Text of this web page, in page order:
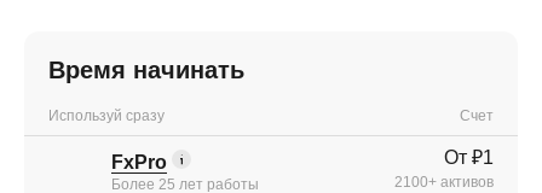
Время начинать
Используй сразу Счет
FxPro
Более 25 лет работы
От ₽1
2100+ активов